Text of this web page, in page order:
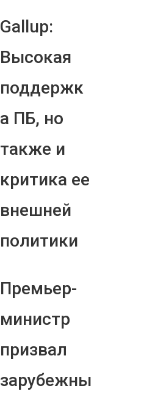
Gallup:
Высокая
поддержк
а ПБ, но
также и
критика ее
внешней
политики
Премьер-
министр
призвал
зарубежны